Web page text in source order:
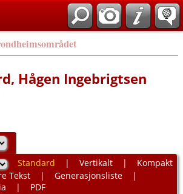
Hågen Ingebrigtsen
Standard | Vertikalt| Kompakt
Tekst| Generasjonsliste|
| PDF